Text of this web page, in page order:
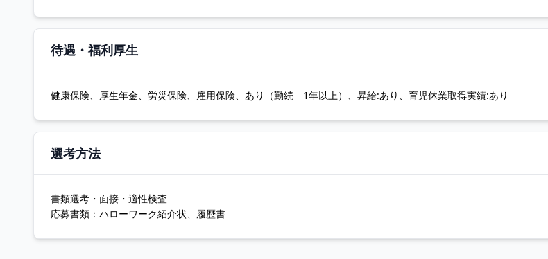
待遇・福利厚生
健康保険、厚生年金、労災保険、雇用保険、あり（勤続 1年以上）、昇給:あり、育児休業取得実績:あり
選考方法
書類選考・面接・適性検査
応募書類：ハローワーク紹介状、履歴書